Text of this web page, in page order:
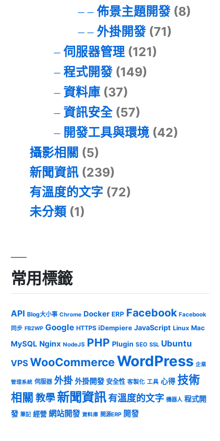
佈景主題開發(8)
外掛開發(71)
伺服器管理(121)
程式開發(149)
資料庫(37)
資訊安全(57)
開發工具與環境(42)
攝影相關 (5)
新聞資訊 (239)
有溫度的文字 (72)
未分類 (1)
常用標籤
API Blog大小事 Chrome Docker ERP Facebook Facebook
同步 FB2WP Google HTTPS iDempiere JavaScript Linux Mac
MySQL Nginx NodeJS PHP Plugin SEO SSL Ubuntu
VPSWooCommerceWordPress 企業
管理系統 伺服器 外掛 外掛開發 安全性 客製化 工具 心得 技術
相關 教學 新聞資訊有溫度的文字 機器人 程式開
發 筆記 經營 網站開發 資料庫 開源ERP 開發